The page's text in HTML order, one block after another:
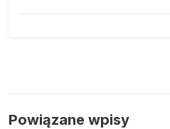
Powiązane wpisy